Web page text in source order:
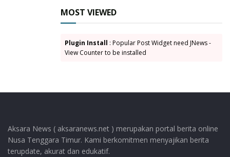
Unit PPA Polres Lembata
MOST VIEWED
Plugin Install : Popular Post Widget need JNews -
View Counter to be installed
Aksara News ( aksaranews.net ) merupakan portal berita online
Nusa Tenggara Timur. Kami berkomitmen menyajikan berita
terupdate, akurat dan edukatif.